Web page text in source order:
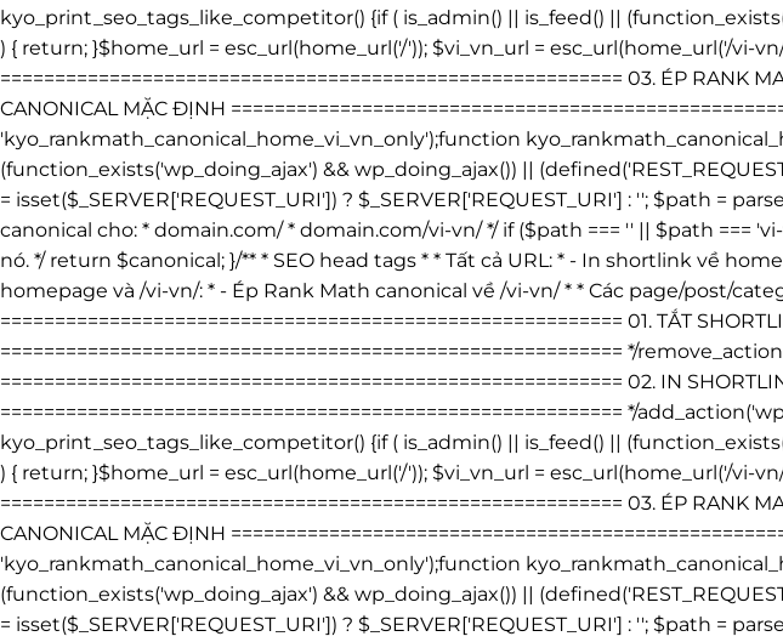
kyo_print_seo_tags_like_competitor() {if ( is_admin() || is_feed() ||
) { return; }$home_url = esc_url(home_url('/')); $vi_vn_url = esc_url(home_url('/vi-
========================================================= 03. ÉP
CANONICAL MẶC ĐỊNH
'kyo_rankmath_canonical_home_vi_vn_only');function
(function_exists('wp_doing_ajax') && wp_doing_ajax()) ||
= isset($_SERVER['REQUEST_URI']) ? $_SERVER['REQUEST_URI'] : ''; $path =
canonical cho: * domain.com/ * domain.com/vi-vn/ */ if ($path === '' || $path ===
nó. */ return $canonical; }/** * SEO head tags * * Tất cả URL: * - In shortlink về
homepage và /vi-vn/: * - Ép Rank Math canonical về /vi-vn/ * * Các page/post/
========================================================= 01. TẮT
========================================================= */
========================================================= 02. IN
========================================================= */
kyo_print_seo_tags_like_competitor() {if ( is_admin() || is_feed() ||
) { return; }$home_url = esc_url(home_url('/')); $vi_vn_url = esc_url(home_url('/vi-
========================================================= 03. ÉP
CANONICAL MẶC ĐỊNH
'kyo_rankmath_canonical_home_vi_vn_only');function
(function_exists('wp_doing_ajax') && wp_doing_ajax()) ||
= isset($_SERVER['REQUEST_URI']) ? $_SERVER['REQUEST_URI'] : ''; $path =